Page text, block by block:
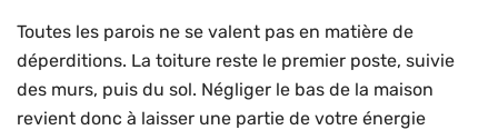
Toutes les parois ne se valent pas en matière de
déperditions. La toiture reste le premier poste, suivie
des murs, puis du sol. Négliger le bas de la maison
revient donc à laisser une partie de votre énergie